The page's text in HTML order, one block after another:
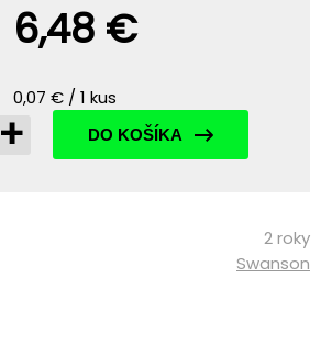
6,48 €
0,07 € / 1 kus
+ DO KOŠÍKA
2 roky
Swanson